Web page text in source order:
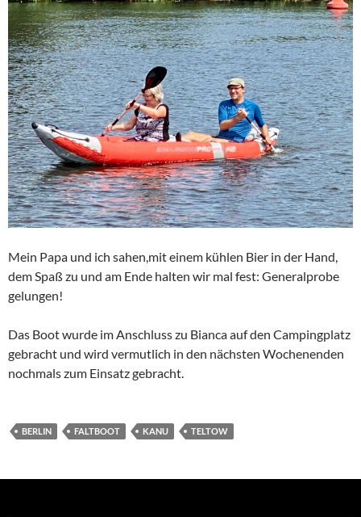
Mein Papa und ich sahen,mit einem kühlen Bier in der Hand,
dem Spaß zu und am Ende halten wir mal fest: Generalprobe
gelungen!
Das Boot wurde im Anschluss zu Bianca auf den Campingplatz
gebracht und wird vermutlich in den nächsten Wochenenden
nochmals zum Einsatz gebracht.
BERLIN FALTBOOT KANU TELTOW